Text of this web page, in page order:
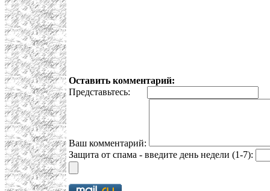
Оставить комментарий:
Представьтесь:
Ваш комментарий:
Защита от спама - введите день недели (1-7):